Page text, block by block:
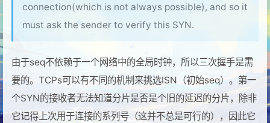
connection(which is not always possible), and so it
must ask the sender to verify this SYN.
由于seq不依赖于一个网络中的全局时钟，所以三次握手是需
要的。TCPs可以有不同的机制来挑选ISN（初始seq）。第一
个SYN的接收者无法知道分片是否是个旧的延迟的分片，除非
它记得上次用于连接的系列号（这并不总是可行的），因此它